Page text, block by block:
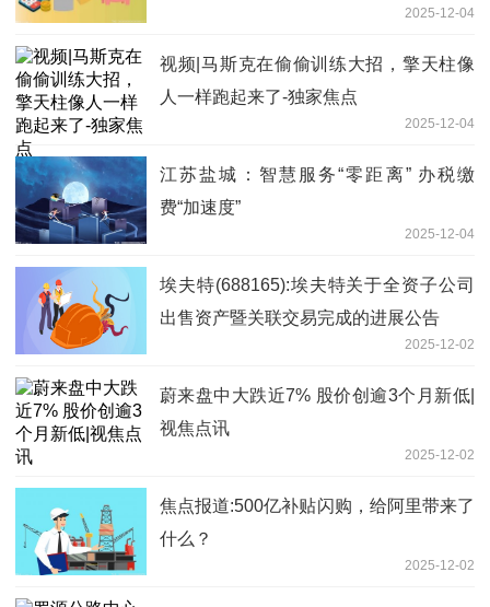
2025-12-04
视频|马斯克在偷偷训练大招，擎天柱像
人一样跑起来了-独家焦点
2025-12-04
江苏盐城：智慧服务“零距离” 办税缴
费“加速度”
2025-12-04
埃夫特(688165):埃夫特关于全资子公司
出售资产暨关联交易完成的进展公告
2025-12-02
蔚来盘中大跌近7% 股价创逾3个月新低|
视焦点讯
2025-12-02
焦点报道:500亿补贴闪购，给阿里带来了
什么？
2025-12-02